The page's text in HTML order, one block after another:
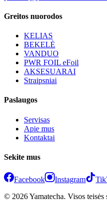
Greitos nuorodos
KELIAS
BEKELĖ
VANDUO
PWR FOIL eFoil
AKSESUARAI
Straipsniai
Paslaugos
Servisas
Apie mus
Kontaktai
Sekite mus
Facebook Instagram
© 2026 Yamatecha. Visos teisės